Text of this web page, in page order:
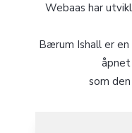
Webaas har
Bærum Ishall er
åpnet
som